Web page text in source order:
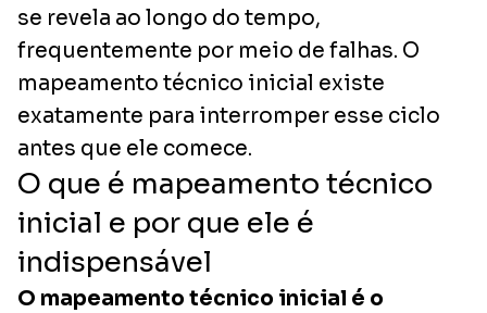
se revela ao longo do tempo,
frequentemente por meio de falhas. O
mapeamento técnico inicial existe
exatamente para interromper esse ciclo
antes que ele comece.
O que é mapeamento técnico
inicial e por que ele é
indispensável
O mapeamento técnico inicial é o